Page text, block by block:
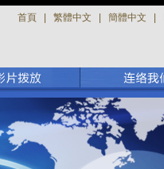
首頁 繁體中文 簡體中文